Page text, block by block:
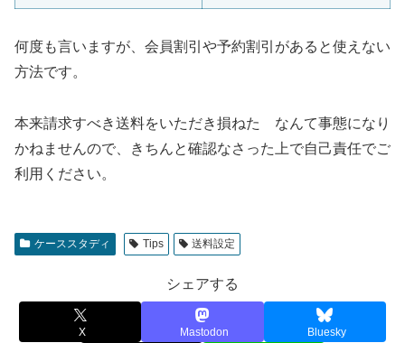
何度も言いますが、会員割引や予約割引があると使えない
方法です。
本来請求すべき送料をいただき損ねた なんて事態になり
かねませんので、きちんと確認なさった上で自己責任でご
利用ください。
ケーススタディ Tips 送料設定
シェアする
X Mastodon Bluesky